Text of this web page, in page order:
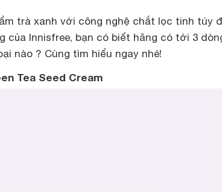
trà xanh với công nghệ chắt lọc tinh túy
của Innisfree, bạn có biết hãng có tới 3
nào ? Cùng tìm hiểu ngay nhé!
Tea Seed Cream